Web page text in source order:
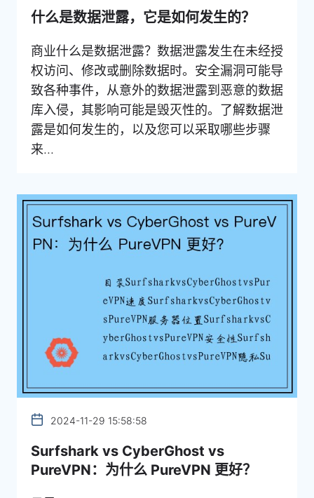
什么是数据泄露，它是如何发生的？
商业什么是数据泄露？数据泄露发生在未经授
权访问、修改或删除数据时。安全漏洞可能导
致各种事件，从意外的数据泄露到恶意的数据
库入侵，其影响可能是毁灭性的。了解数据泄
露是如何发生的，以及您可以采取哪些步骤
来...
2024-11-29 15:58:58
Surfshark vs CyberGhost vs
PureVPN：为什么 PureVPN 更好？